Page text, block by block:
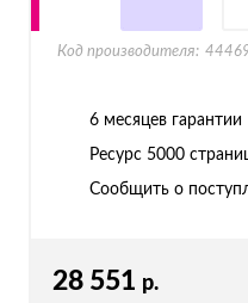
28 551 р.
Код производителя:
6 месяцев гарантии
Ресурс 5000
Сообщить о